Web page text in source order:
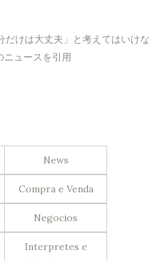
けは大丈夫」と考えてはいけな
ュースを引用
News
Compra e Venda
Negocios
Interpretes e